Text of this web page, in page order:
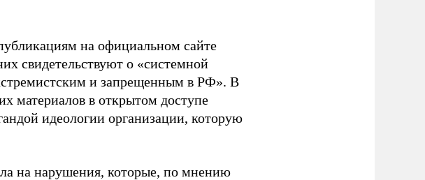
на официальном сайте
свидетельствуют о «системной
и запрещенным в РФ». В
материалов в открытом доступе
идеологии организации, которую
на нарушения, которые, по мнению